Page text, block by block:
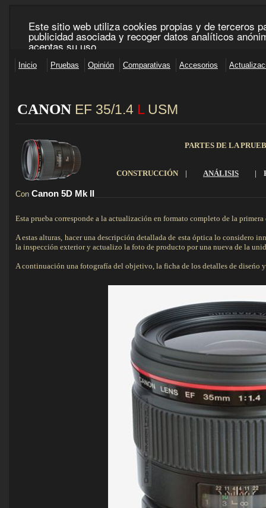
CANON EF 35/1.4 L USM
PARTES DE LA
CONSTRUCCIÓN | ANÁLISIS |
Con Canon 5D Mk
Esta prueba corresponde a la actualización en formato completo de la primera
A estas alturas, hacer una descripción detallada de esta óptica lo considero
la inspección exterior y actualizo la foto de producto por una nueva de la
A continuación una fotografía del objetivo, la ficha de los detalles de diseńo